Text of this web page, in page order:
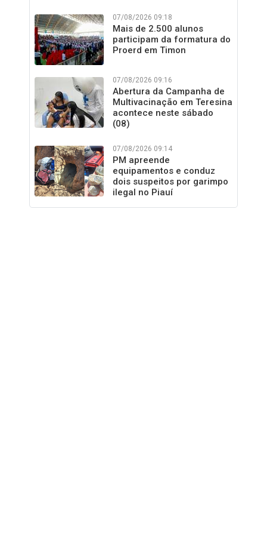
07/08/2026 09:18
Mais de 2.500 alunos
participam da formatura do
Proerd em Timon
07/08/2026 09:16
Abertura da Campanha de
Multivacinação em Teresina
acontece neste sábado
(08)
07/08/2026 09:14
PM apreende
equipamentos e conduz
dois suspeitos por garimpo
ilegal no Piauí